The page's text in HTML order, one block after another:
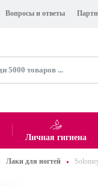
Вопросы и ответы
Личная гигиена
Лаки для ногтей